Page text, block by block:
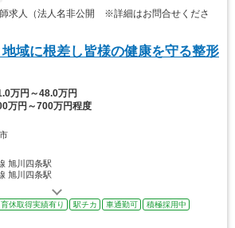
求人（法人名非公開 ※詳細はお問合せくださ
地域に根差し皆様の健康を守る整形
万円～48.0万円
万円～700万円程度
旭川四条駅
旭川四条駅
休取得実績有り 駅チカ 車通勤可
積極採用中